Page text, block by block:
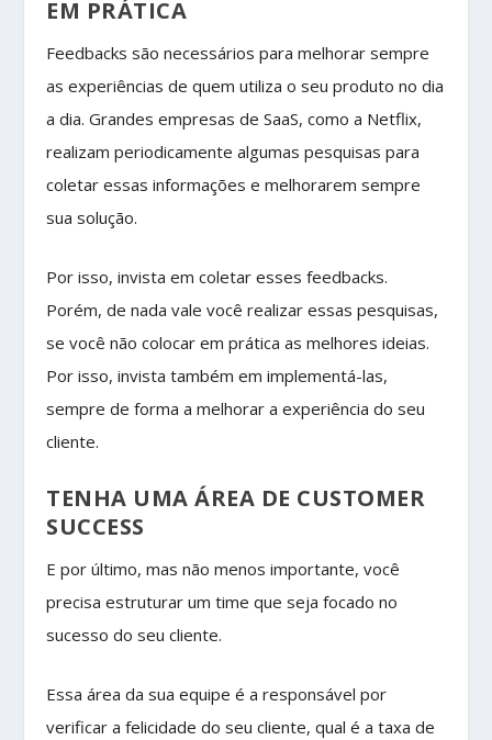
EM PRÁTICA
Feedbacks são necessários para melhorar sempre
as experiências de quem utiliza o seu produto no dia
a dia. Grandes empresas de SaaS, como a Netflix,
realizam periodicamente algumas pesquisas para
coletar essas informações e melhorarem sempre
sua solução.
Por isso, invista em coletar esses feedbacks.
Porém, de nada vale você realizar essas pesquisas,
se você não colocar em prática as melhores ideias.
Por isso, invista também em implementá-las,
sempre de forma a melhorar a experiência do seu
cliente.
TENHA UMA ÁREA DE CUSTOMER
SUCCESS
E por último, mas não menos importante, você
precisa estruturar um time que seja focado no
sucesso do seu cliente.
Essa área da sua equipe é a responsável por
verificar a felicidade do seu cliente, qual é a taxa de